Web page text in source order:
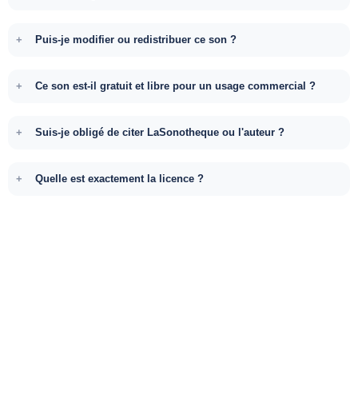
Puis-je modifier ou redistribuer ce son ?
Ce son est-il gratuit et libre pour un usage commercial ?
Suis-je obligé de citer LaSonotheque ou l'auteur ?
Quelle est exactement la licence ?